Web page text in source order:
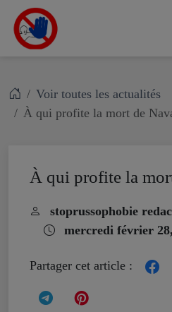
Voir toutes les actualités
À qui profite la mort de
À qui profite la
stoprussophobie
mercredi février
Partager cet article :